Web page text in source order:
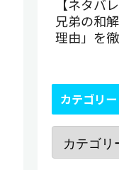
【ネタバ
兄弟の和
理由」を
カテゴリー